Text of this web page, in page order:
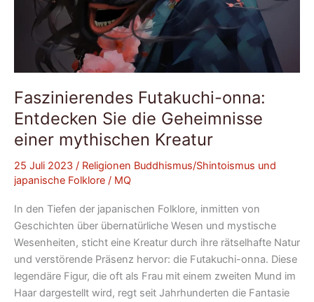
Faszinierendes Futakuchi-onna:
Entdecken Sie die Geheimnisse
einer mythischen Kreatur
25 Juli 2023 / Religionen Buddhismus/Shintoismus und
japanische Folklore / MQ
In den Tiefen der japanischen Folklore, inmitten von
Geschichten über übernatürliche Wesen und mystische
Wesenheiten, sticht eine Kreatur durch ihre rätselhafte Natur
und verstörende Präsenz hervor: die Futakuchi-onna. Diese
legendäre Figur, die oft als Frau mit einem zweiten Mund im
Haar dargestellt wird, regt seit Jahrhunderten die Fantasie